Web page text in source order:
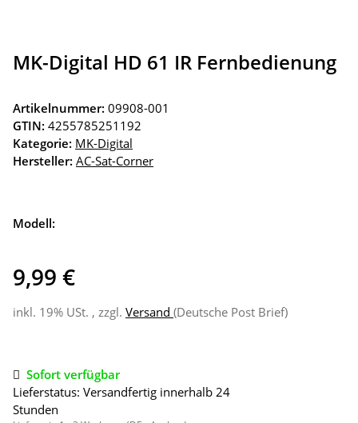
MK-Digital HD 61 IR Fernbedienung
Artikelnummer: 09908-001
GTIN: 4255785251192
Kategorie: MK-Digital
Hersteller: AC-Sat-Corner
Modell:
9,99 €
inkl. 19% USt. , zzgl. Versand (Deutsche Post Brief)
Sofort verfügbar
Lieferstatus: Versandfertig innerhalb 24
Stunden